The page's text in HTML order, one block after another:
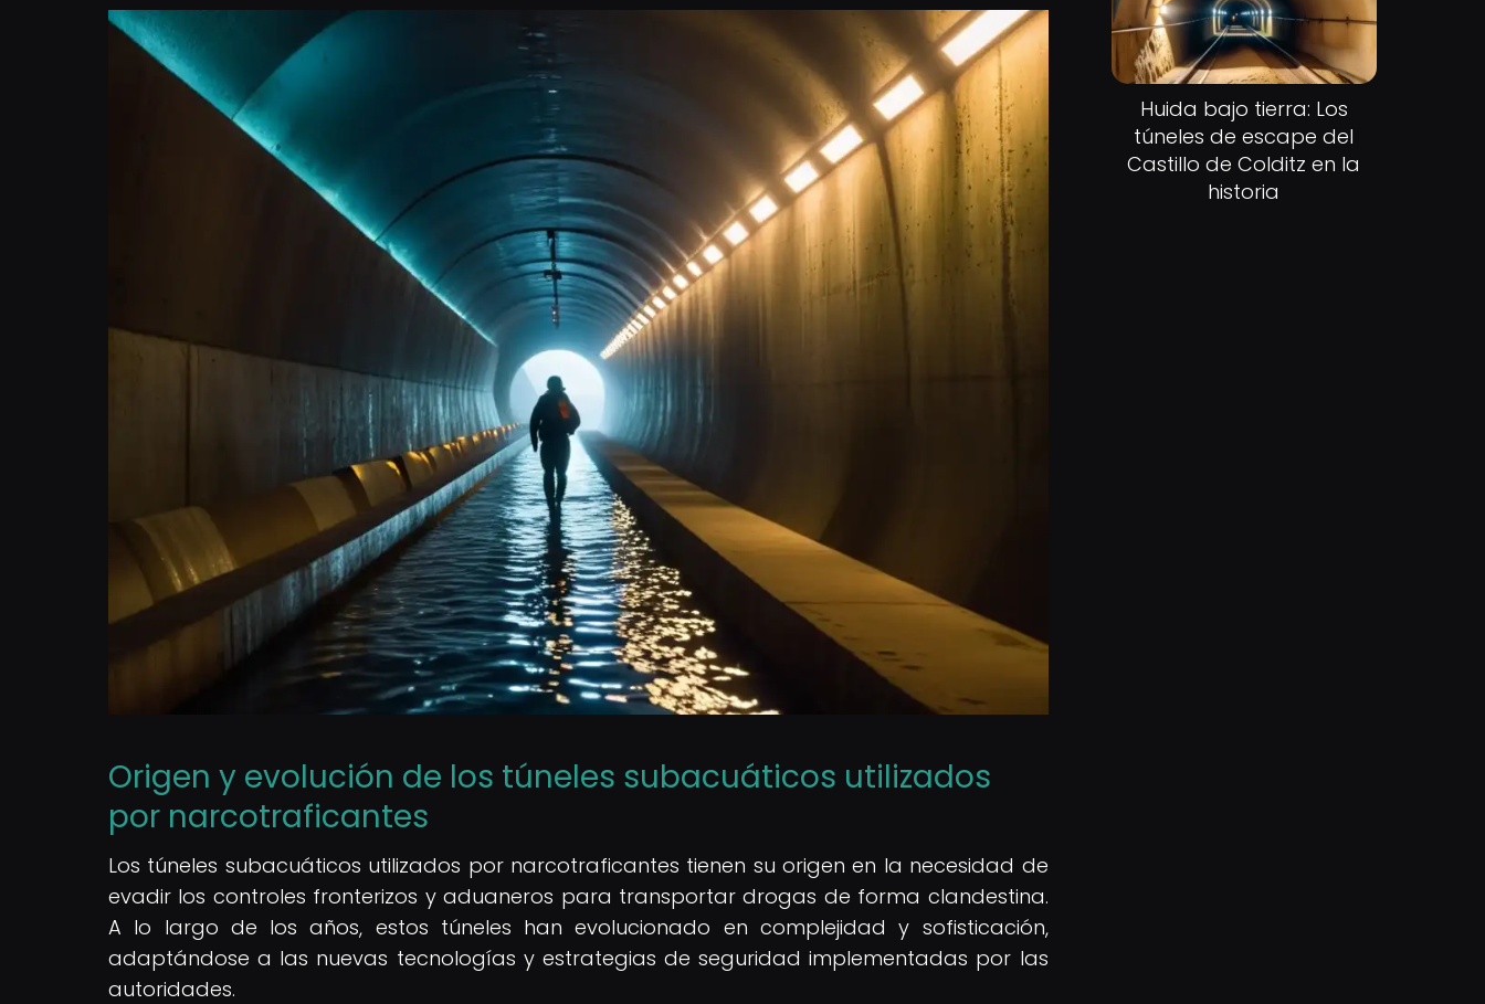
Origen y evolución de los túneles subacuáticos utilizados
por narcotraficantes
Los túneles subacuáticos utilizados por narcotraficantes tienen su origen en la necesidad de
evadir los controles fronterizos y aduaneros para transportar drogas de forma clandestina.
A lo largo de los años, estos túneles han evolucionado en complejidad y sofisticación,
adaptándose a las nuevas tecnologías y estrategias de seguridad implementadas por las
autoridades.
Huida bajo tierra: Los
túneles de escape del
Castillo de Colditz en la
historia